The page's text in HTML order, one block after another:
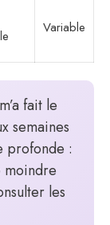
Variable
fait le
semaines
profonde :
moindre
les